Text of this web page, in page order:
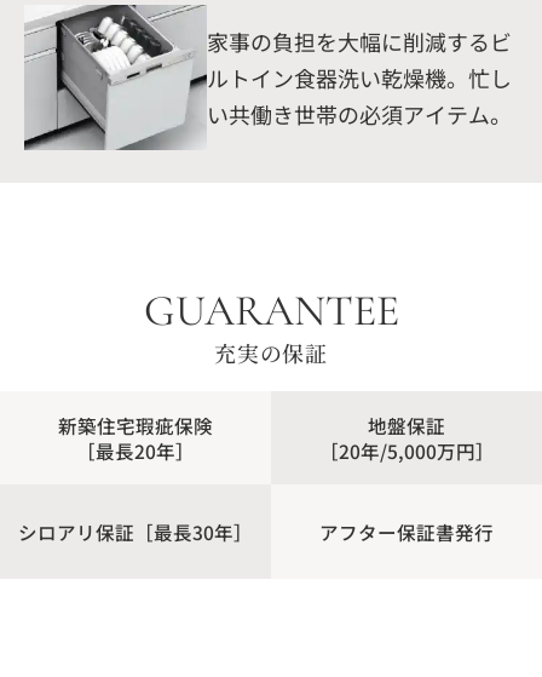
家事の負担を大幅に削減するビ
ルトイン食器洗い乾燥機。忙し
い共働き世帯の必須アイテム。
GUARANTEE
充実の保証
新築住宅瑕疵保険
［最長20年］
地盤保証
［20年/5,000万円］
シロアリ保証［最長30年］ アフター保証書発行